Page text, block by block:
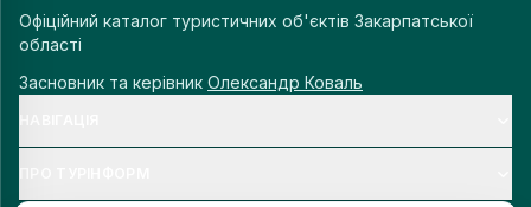
Офіційний каталог туристичних об'єктів Закарпатської
області
Засновник та керівник Олександр Коваль